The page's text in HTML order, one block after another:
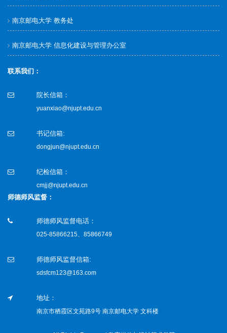
南京邮电大学 教务处
南京邮电大学 信息化建设与管理办公室
联系我们：
院长信箱：
yuanxiao@njupt.edu.cn
书记信箱:
dongjun@njupt.edu.cn
纪检信箱：
cmjj@njupt.edu.cn
师德师风监督：
师德师风监督电话：
025-85866215、85866749
师德师风监督信箱:
sdsfcm123@163.com
地址：
南京市栖霞区文苑路9号 南京邮电大学 文科楼